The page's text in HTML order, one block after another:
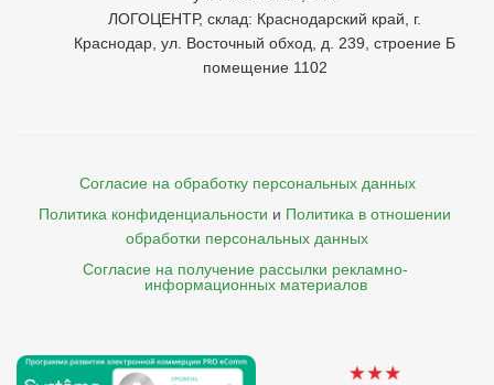
ЛОГОЦЕНТР, склад: Краснодарский край, г.
Краснодар, ул. Восточный обход, д. 239, строение Б
помещение 1102
Согласие на обработку персональных данных
Политика конфиденциальности и Политика в отношении
обработки персональных данных
Согласие на получение рассылки рекламно-
    информационных материалов